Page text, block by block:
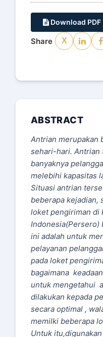
Download PDF
Share X
ABSTRACT
Antrian merupakan
sehari-hari. Antrian
banyaknya
melebihi kapasitas
Situasi antrian
beberapa kejadian,
loket pengiriman di
Indonesia(Persero)
ini adalah untuk
pelayanan
pada loket
bagaimana
untuk mengetahui
dilakukan kepada
secara optimal ,
memilki beberapa
Untuk